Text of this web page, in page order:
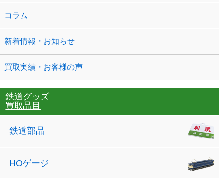
コラム
新着情報・お知らせ
買取実績・お客様の声
鉄道グッズ
買取品目
鉄道部品
HOゲージ